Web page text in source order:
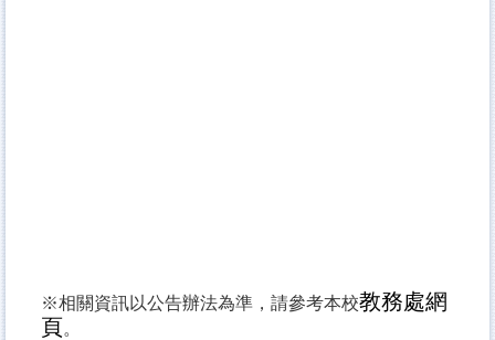
※相關資訊以公告辦法為準，請參考本校教務處網
頁。